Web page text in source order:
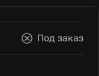
Под заказ